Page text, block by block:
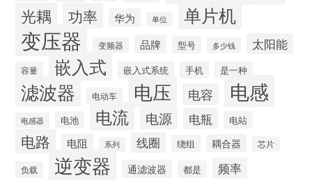
光耦 功率 华为 单位 单片机
变压器 变频器 品牌 型号 多少钱 太阳能
容量 嵌入式 嵌入式系统 手机 是一种
滤波器 电动车 电压 电容 电感
电感器 电池 电流 电源 电瓶 电站
电路 电阻 系列 线圈 绕组 耦合器 芯片
负载 逆变器 通滤波器 都是 频率